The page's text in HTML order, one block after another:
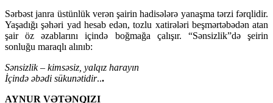
Sərbəst janra üstünlük verən şairin hadisələrə yanaşma tərzi fərqlidir.
Yaşadığı şəhəri yad hesab edən, tozlu xatirələri beşmərtəbədən atan
şair öz əzablarını içində boğmağa çalışır. “Sənsizlik”də şeirin
sonluğu maraqlı alınıb:
Sənsizlik – kimsəsiz, yalqız harayın
İçində əbədi sükunətidir...
AYNUR VƏTƏNQIZI